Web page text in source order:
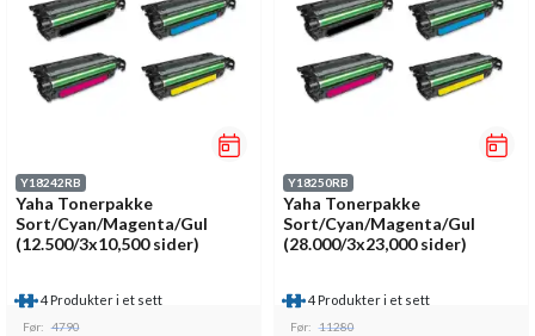
Y18242RB
Yaha Tonerpakke
Sort/Cyan/Magenta/Gul
(12.500/3x10,500 sider)
4 Produkter i et sett
Før: 4790
Y18250RB
Yaha Tonerpakke
Sort/Cyan/Magenta/Gul
(28.000/3x23,000 sider)
4 Produkter i et sett
Før: 11280